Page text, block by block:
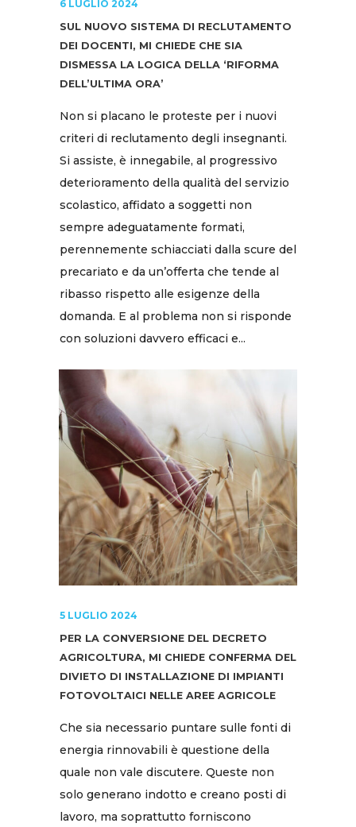
6 LUGLIO 2024
SUL NUOVO SISTEMA DI RECLUTAMENTO
DEI DOCENTI, MI CHIEDE CHE SIA
DISMESSA LA LOGICA DELLA ‘RIFORMA
DELL’ULTIMA ORA’
Non si placano le proteste per i nuovi
criteri di reclutamento degli insegnanti.
Si assiste, è innegabile, al progressivo
deterioramento della qualità del servizio
scolastico, affidato a soggetti non
sempre adeguatamente formati,
perennemente schiacciati dalla scure del
precariato e da un’offerta che tende al
ribasso rispetto alle esigenze della
domanda. E al problema non si risponde
con soluzioni davvero efficaci e...
5 LUGLIO 2024
PER LA CONVERSIONE DEL DECRETO
AGRICOLTURA, MI CHIEDE CONFERMA DEL
DIVIETO DI INSTALLAZIONE DI IMPIANTI
FOTOVOLTAICI NELLE AREE AGRICOLE
Che sia necessario puntare sulle fonti di
energia rinnovabili è questione della
quale non vale discutere. Queste non
solo generano indotto e creano posti di
lavoro, ma soprattutto forniscono